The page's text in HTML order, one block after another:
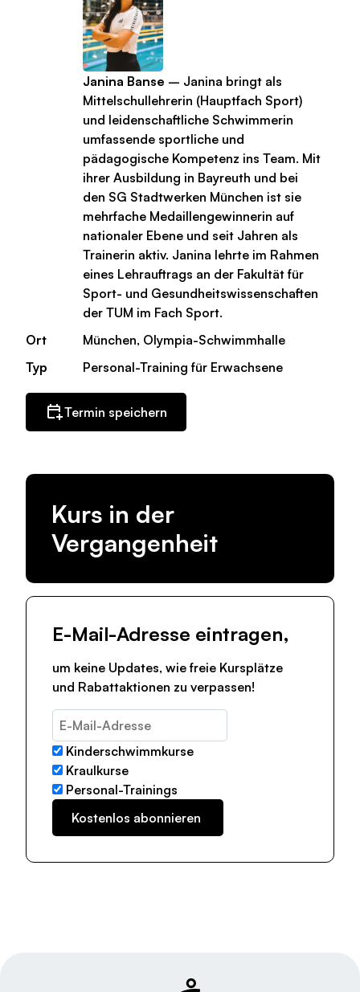
Janina Banse – Janina bringt als
Mittelschullehrerin (Hauptfach Sport)
und leidenschaftliche Schwimmerin
umfassende sportliche und
pädagogische Kompetenz ins Team. Mit
ihrer Ausbildung in Bayreuth und bei
den SG Stadtwerken München ist sie
mehrfache Medaillengewinnerin auf
nationaler Ebene und seit Jahren als
Trainerin aktiv. Janina lehrte im Rahmen
eines Lehrauftrags an der Fakultät für
Sport- und Gesundheitswissenschaften
der TUM im Fach Sport.
Ort
München, Olympia-Schwimmhalle
Typ
Personal-Training für Erwachsene
Termin speichern
Kurs in der
Vergangenheit
E-Mail-Adresse eintragen,
um keine Updates, wie freie Kursplätze
und Rabattaktionen zu verpassen!
Kinderschwimmkurse
Kraulkurse
Personal-Trainings